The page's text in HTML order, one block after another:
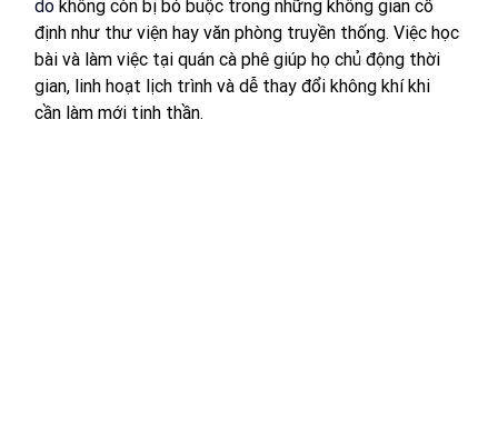
do không còn bị bó buộc trong những không gian cố
định như thư viện hay văn phòng truyền thống. Việc học
bài và làm việc tại quán cà phê giúp họ chủ động thời
gian, linh hoạt lịch trình và dễ thay đổi không khí khi
cần làm mới tinh thần.